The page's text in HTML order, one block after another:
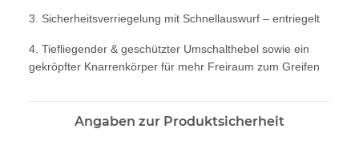
3. Sicherheitsverriegelung mit Schnellauswurf – entriegelt
4. Tiefliegender & geschützter Umschalthebel sowie ein
gekröpfter Knarrenkörper für mehr Freiraum zum Greifen
Angaben zur Produktsicherheit